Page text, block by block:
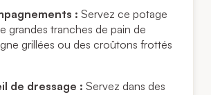
: Servez ce potage
grandes tranches de pain de
grillées ou des croûtons frottés
de dressage : Servez dans des